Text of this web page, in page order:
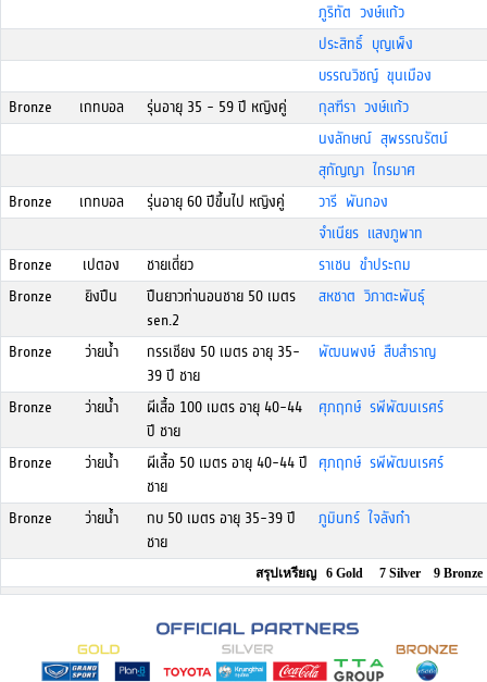
ภูริทัต วงษ์แก้ว
ประสิทธิ์ บุญเพ็ง
บรรณวิชญ์ ขุนเมือง
Bronze
เกทบอล รุ่นอายุ 35 - 59 ปี หญิงคู่
กุลฑีรา วงษ์แก้ว
นงลักษณ์ สุพรรณรัตน์
สุกัญญา ไกรมาศ
Bronze
เกทบอล รุ่นอายุ 60 ปีขึ้นไป หญิงคู่
วารี พันกอง
จำเนียร แสงภูพาท
Bronze
เปตอง ชายเดี่ยว
ราเชน ขำประถม
Bronze
ยิงปืน
ปืนยาวท่านอนชาย 50 เมตร
sen.2
สหชาต วิภาตะพันธุ์
Bronze ว่ายน้ำ
กรรเชียง 50 เมตร อายุ 35-
39 ปี ชาย
พัฒนพงษ์ สืบสำราญ
Bronze ว่ายน้ำ
ผีเสื้อ 100 เมตร อายุ 40-44
ปี ชาย
ศุภฤกษ์ รพีพัฒนเรศร์
Bronze ว่ายน้ำ
ผีเสื้อ 50 เมตร อายุ 40-44 ปี
ชาย
ศุภฤกษ์ รพีพัฒนเรศร์
Bronze ว่ายน้ำ
กบ 50 เมตร อายุ 35-39 ปี
ชาย
ภูมินทร์ ใจลังก๋า
สรุปเหรียญ 6 Gold 7 Silver 9 Bronze